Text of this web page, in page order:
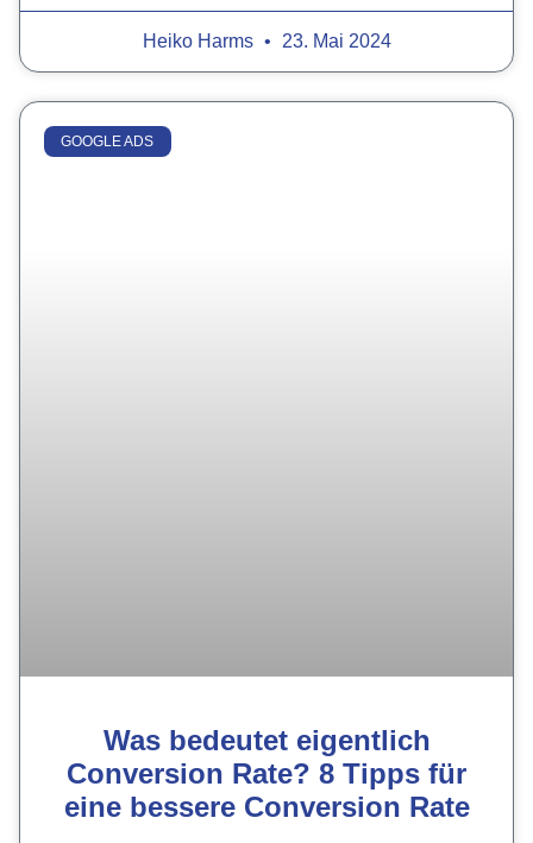
Heiko Harms 23. Mai 2024
GOOGLE ADS
Was bedeutet eigentlich
Conversion Rate? 8 Tipps für
eine bessere Conversion Rate